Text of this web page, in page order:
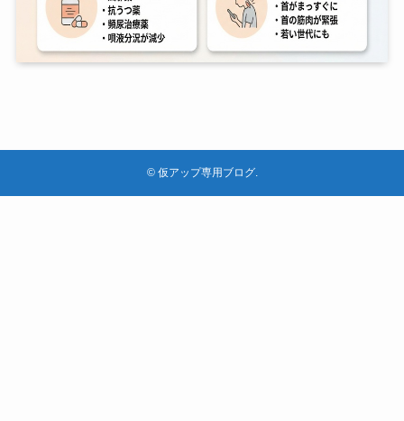
©仮アップ専用ブログ.